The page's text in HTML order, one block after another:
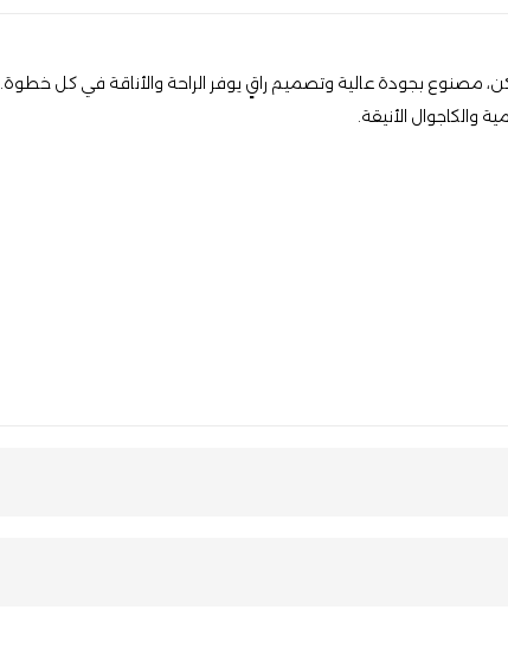
مصنوع بجودة عالية وتصميم راقٍ يوفر الراحة والأناقة في كل
والكاجوال الأنيقة.